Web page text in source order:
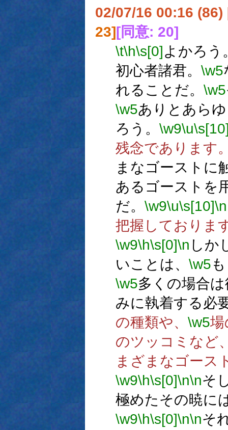
02/07/16 00:16 (86)
23][同意: 20]
\t\h\s[0]よかろう
初心者諸君。 \w5
れることだ。 \w5
\w5ありとあら
ろう。 \w9\u
残念であります
まなゴーストに
あるゴーストを
だ。 \w9\u\s[10]\n
把握しておりま
\w9\h\s[0]\n しか
いことは、 \w5
\w5多くの場合
みに執着する必
の種類や、 \w5場
のツッコミなど
まざまなゴース
\w9\h\s[0]\n\nそ
極めたその暁に
\w9\h\s[0]\n\nそ